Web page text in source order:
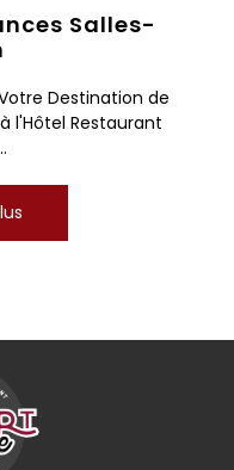
Salles-
Destination de
l'Hôtel Restaurant